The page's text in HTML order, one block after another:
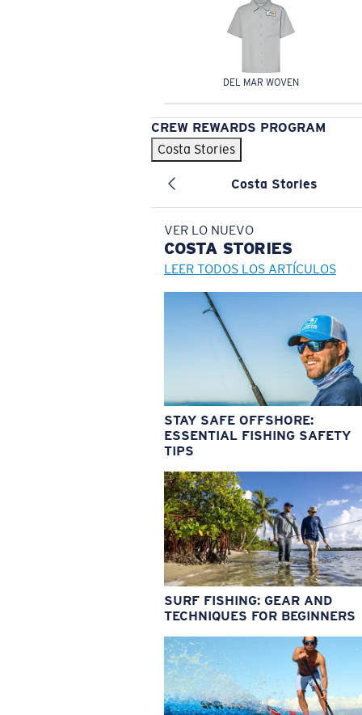
DEL MAR WOVEN
CREW REWARDS PROGRAM
Costa Stories
Costa Stories
VER LO NUEVO
COSTA STORIES
LEER TODOS LOS ARTÍCULOS
STAY SAFE OFFSHORE:
ESSENTIAL FISHING SAFETY
TIPS
SURF FISHING: GEAR AND
TECHNIQUES FOR BEGINNERS